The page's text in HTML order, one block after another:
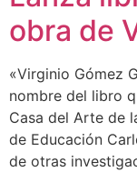
obra de
«Virginio Gómez
nombre del libro
Casa del Arte de
de Educación
de otras